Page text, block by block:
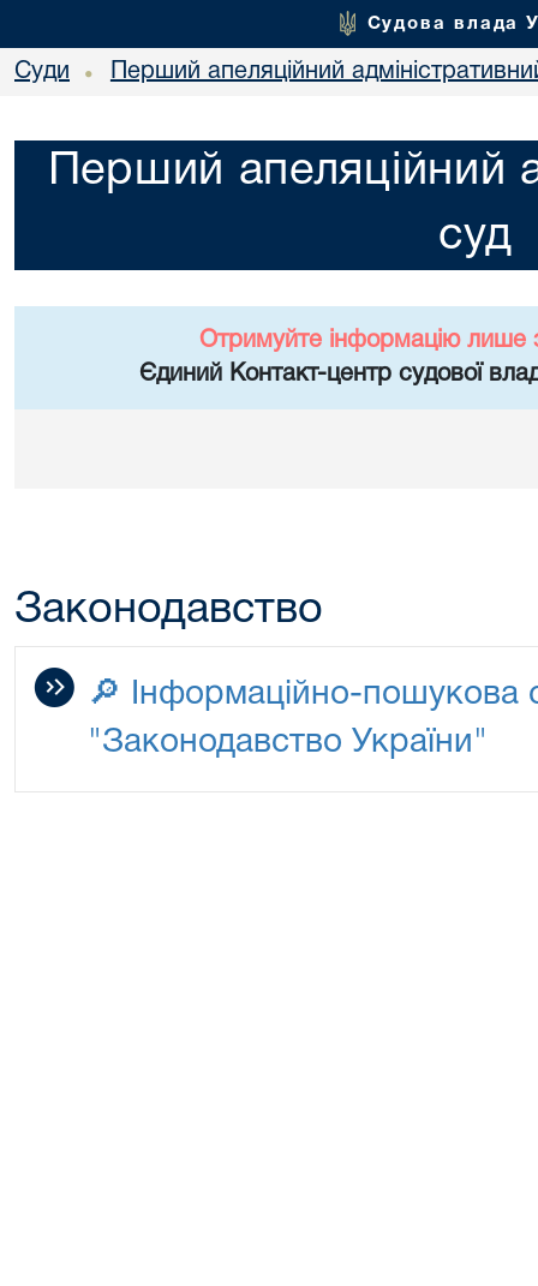
Судова влада
Суди • Перший апеляційний
Перший апеляційний
суд
Отримуйте інформацію лише
Єдиний Контакт-центр судової
Законодавство
🔎 Інформаційно-пошукова
"Законодавство України"